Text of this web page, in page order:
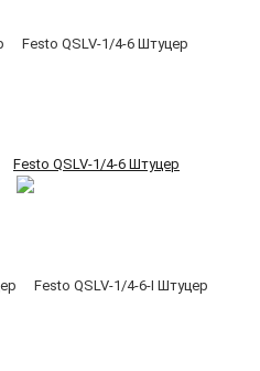
Festo QSLV-1/4-6 Штуцер